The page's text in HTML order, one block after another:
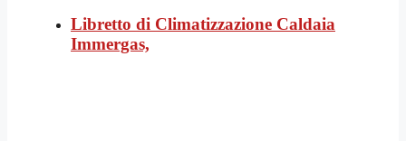
Libretto di Climatizzazione Caldaia
Immergas,